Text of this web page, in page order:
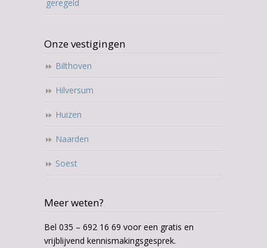
geregeld
Onze vestigingen
Bilthoven
Hilversum
Huizen
Naarden
Soest
Meer weten?
Bel 035 – 692 16 69 voor een gratis en
vrijblijvend kennismakingsgesprek.